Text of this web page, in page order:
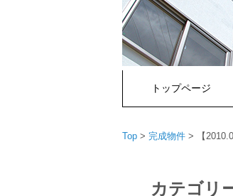
トップページ
Top > 完成物件 > 【
カテゴリ